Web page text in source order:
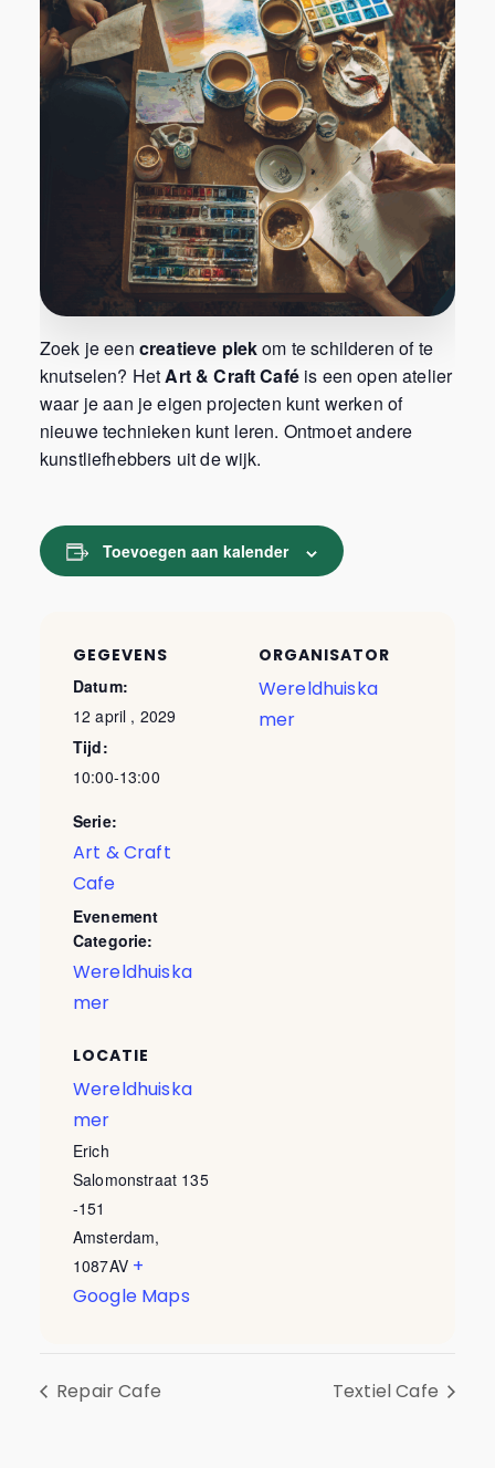
Zoek je een creatieve plekom te schilderen of te
knutselen? HetArt & Craft Caféis een open atelier
waar je aan je eigen projecten kunt werken of
nieuwe technieken kunt leren. Ontmoet andere
kunstliefhebbers uit de wijk.
Toevoegen aan kalender
GEGEVENS
Datum:
12 april , 2029
Tijd:
10:00-13:00
Serie:
Art & Craft
Cafe
Evenement
Categorie:
Wereldhuiska
mer
LOCATIE
Wereldhuiska
mer
Erich
Salomonstraat 135
-151
Amsterdam,
1087AV +
Google Maps
ORGANISATOR
Wereldhuiska
mer
Repair Cafe Textiel Cafe